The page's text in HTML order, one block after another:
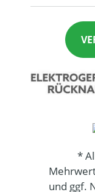
*
und ggf.